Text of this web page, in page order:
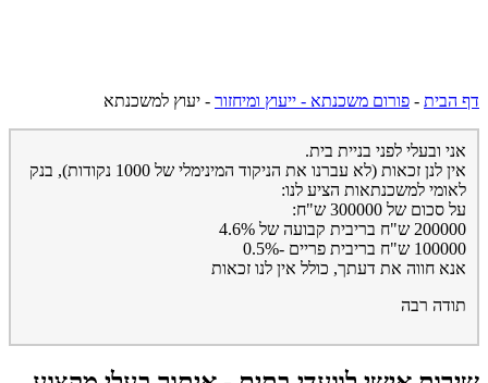
דף הבית - פורום משכנתא - ייעוץ ומיחזור - יעוץ למשכנתא
אני ובעלי לפני בניית בית.
אין לנן זכאות (לא עברנו את הניקוד המינימלי של 1000 נקודות), בנק
לאומי למשכנתאות הציע לנו:
על סכום של 300000 ש"ח:
200000 ש"ח בריבית קבועה של 4.6%
100000 ש"ח בריבית פריים -0.5%
אנא חווה את דעתך, כולל אין לנו זכאות
תודה רבה